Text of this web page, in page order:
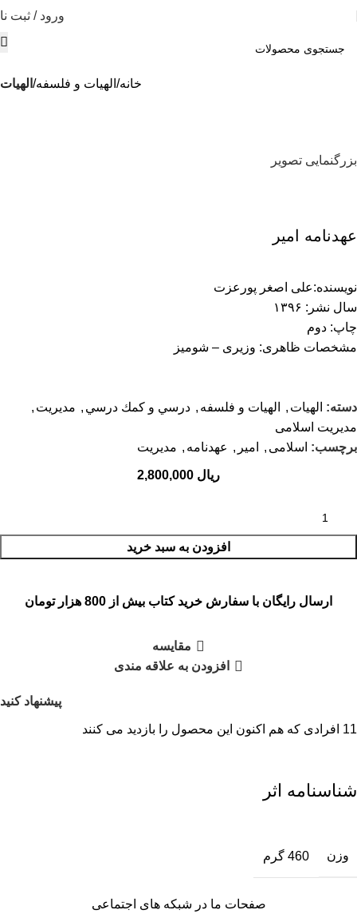
ورود / ثبت
خانه الهیات و فلسفه الهيات
بزرگنمایی تصویر
عهدنامه امیر
نویسنده:علی اصغر پورعزت
سال نشر: ۱۳۹۶
چاپ: دوم
مشخصات ظاهری: وزیری – شومیز
دسته: الهيات , الهیات و فلسفه , درسي و كمك درسي , مديريت ,
مدیریت اسلامی
برچسب: اسلامی , امیر , عهدنامه , مدیریت
ریال
افزودن به سبد خرید
ارسال رایگان با سفارش خرید کتاب بیش از 800 هزار تومان
مقایسه
افزودن به علاقه مندی
پیشنهاد کنید
11 افرادی که هم اکنون این محصول را بازدید می کنند
شناسنامه اثر
وزن 460 گرم
صفحات ما در شبکه های اجتماعی